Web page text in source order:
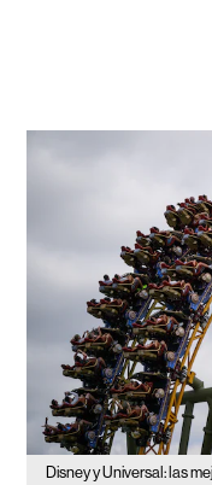
Disney y Universal: las